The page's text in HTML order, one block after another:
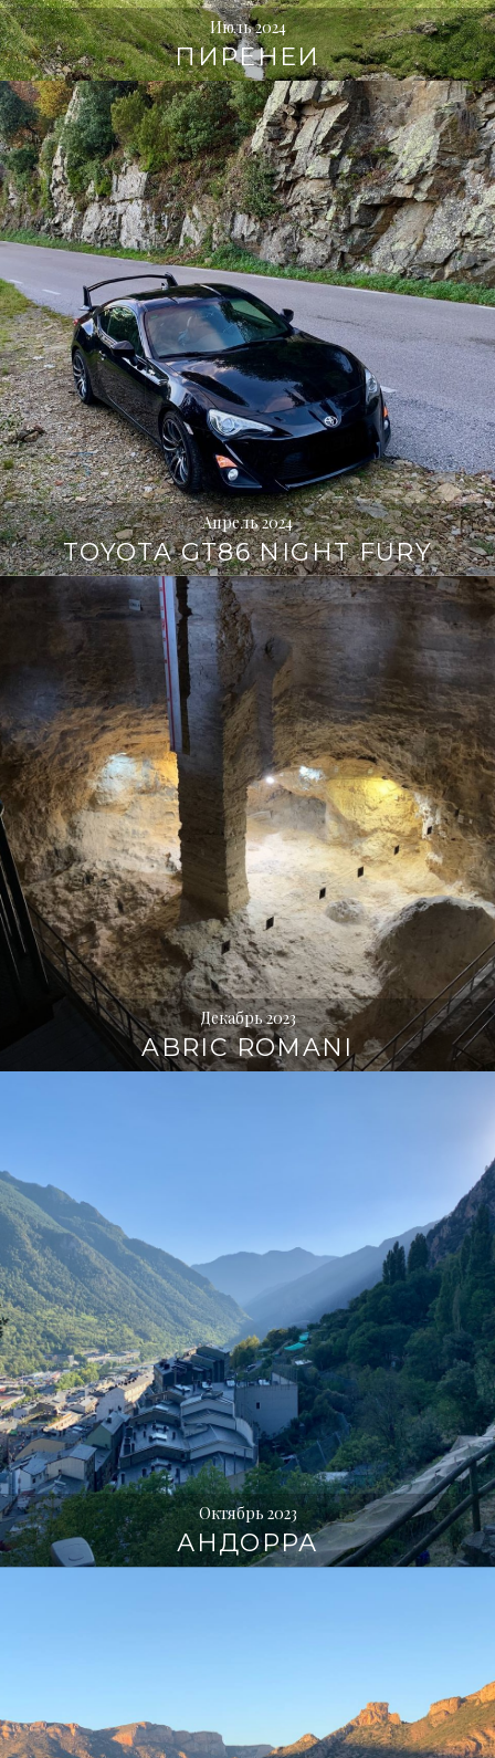
Июль 2024
ПИРЕНЕИ
Апрель 2024
TOYOTA GT86 NIGHT FURY
Декабрь 2023
ABRIC ROMANI
Октябрь 2023
АНДОРРА